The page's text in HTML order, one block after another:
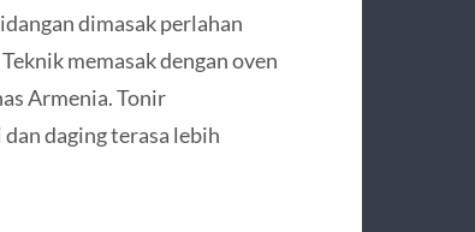
dimasak perlahan
memasak dengan oven
Armenia. Tonir
daging terasa lebih